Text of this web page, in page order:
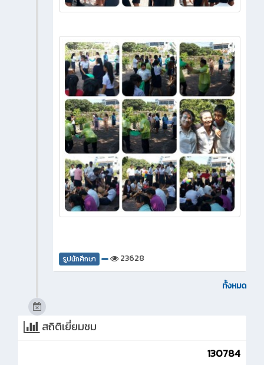
รูปนักศึกษา 23628
ทั้งหมด
สถิติเยี่ยมชม
130784